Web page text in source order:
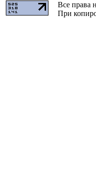
Все права
При